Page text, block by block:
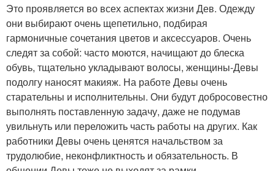
Это проявляется во всех аспектах жизни Дев. Одежду
они выбирают очень щепетильно, подбирая
гармоничные сочетания цветов и аксессуаров. Очень
следят за собой: часто моются, начищают до блеска
обувь, тщательно укладывают волосы, женщины-Девы
подолгу наносят макияж. На работе Девы очень
старательны и исполнительны. Они будут добросовестно
выполнять поставленную задачу, даже не подумав
увильнуть или переложить часть работы на других. Как
работники Девы очень ценятся начальством за
трудолюбие, неконфликтность и обязательность. В